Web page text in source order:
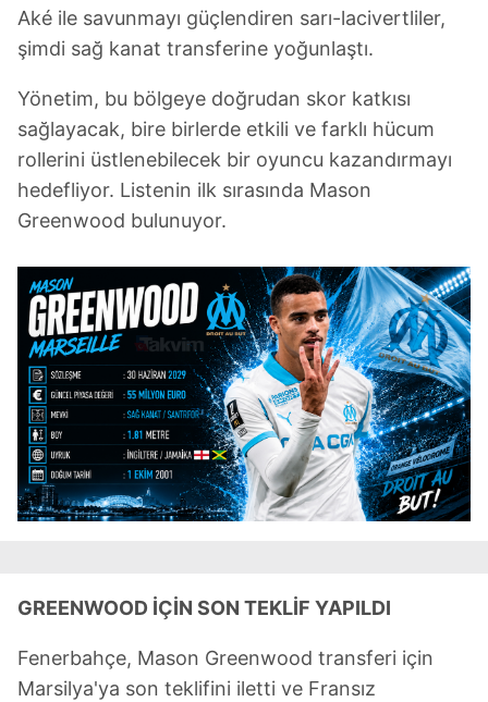
Aké ile savunmayı güçlendiren sarı-lacivertliler,
şimdi sağ kanat transferine yoğunlaştı.
Yönetim, bu bölgeye doğrudan skor katkısı
sağlayacak, bire birlerde etkili ve farklı hücum
rollerini üstlenebilecek bir oyuncu kazandırmayı
hedefliyor. Listenin ilk sırasında Mason
Greenwood bulunuyor.
GREENWOOD İÇİN SON TEKLİF YAPILDI
Fenerbahçe, Mason Greenwood transferi için
Marsilya'ya son teklifini iletti ve Fransız